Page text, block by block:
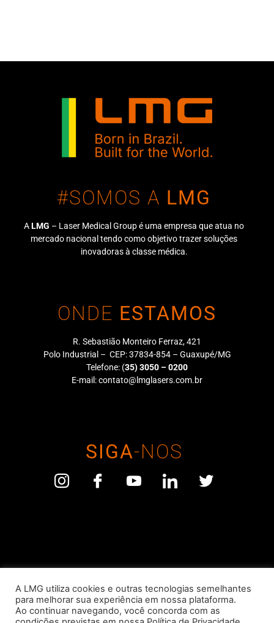
#SOMOS A LMG
ALMG – Laser Medical Group é uma empresa que atua no
mercado nacional tendo como objetivo trazer soluções
inovadoras à classe médica.
ONDE ESTAMOS
R. Sebastião Monteiro Ferraz, 421
Polo Industrial – CEP: 37834-854 – Guaxupé/MG
Telefone: (35) 3050 – 0200
E-mail:contato@lmglasers.com.br
SIGA-NOS
LMG Lasers – Fabricação, Comércio, Importação e Exportação Ltda
| CNPJ: 09.089.140/0001-52
A LMG utiliza cookies e outras tecnologias semelhantes
para melhorar sua experiência em nossa plataforma.
Ao continuar navegando, você concorda com as